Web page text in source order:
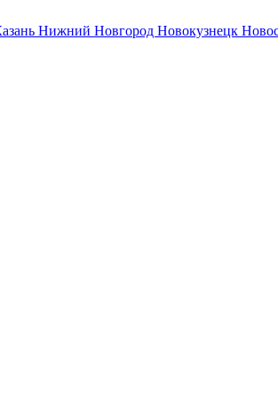
Нижний Новгород Новокузнецк